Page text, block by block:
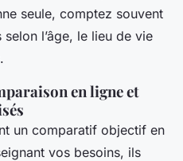
seule, comptez souvent
l’âge, le lieu de vie
en ligne et
un comparatif objectif en
vos besoins, ils